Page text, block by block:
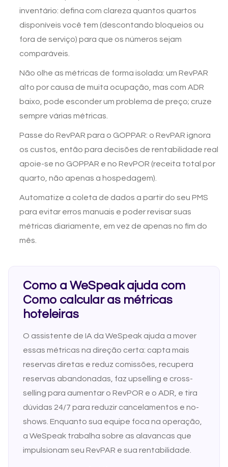
inventário: defina com clareza quantos quartos
disponíveis você tem (descontando bloqueios ou
fora de serviço) para que os números sejam
comparáveis.
Não olhe as métricas de forma isolada: um RevPAR
alto por causa de muita ocupação, mas com ADR
baixo, pode esconder um problema de preço; cruze
sempre várias métricas.
Passe do RevPAR para o GOPPAR: o RevPAR ignora
os custos, então para decisões de rentabilidade real
apoie-se no GOPPAR e no RevPOR (receita total por
quarto, não apenas a hospedagem).
Automatize a coleta de dados a partir do seu PMS
para evitar erros manuais e poder revisar suas
métricas diariamente, em vez de apenas no fim do
mês.
Como a WeSpeak ajuda com
Como calcular as métricas
hoteleiras
O assistente de IA da WeSpeak ajuda a mover
essas métricas na direção certa: capta mais
reservas diretas e reduz comissões, recupera
reservas abandonadas, faz upselling e cross-
selling para aumentar o RevPOR e o ADR, e tira
dúvidas 24/7 para reduzir cancelamentos e no-
shows. Enquanto sua equipe foca na operação,
a WeSpeak trabalha sobre as alavancas que
impulsionam seu RevPAR e sua rentabilidade.